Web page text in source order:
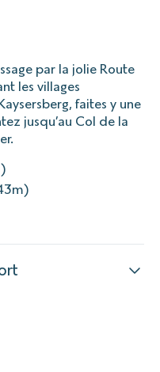
par la jolie Route
les villages
faites y une
jusqu’au Col de la